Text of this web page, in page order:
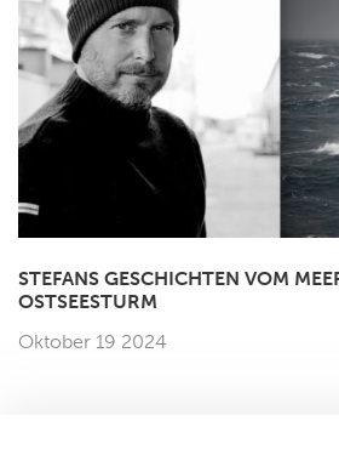
STEFANS GESCHICHTEN VOM
OSTSEESTURM
Oktober 19 2024